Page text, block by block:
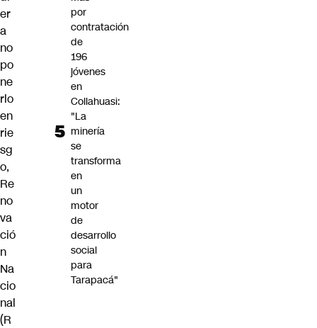
er
a
no
po
ne
rlo
en
rie
sg
o,
Re
no
va
ció
n
Na
cio
nal
(R
por
contratación
de
196
jóvenes
en
Collahuasi:
"La
minería
se
transforma
en
un
motor
de
desarrollo
social
para
Tarapacá"